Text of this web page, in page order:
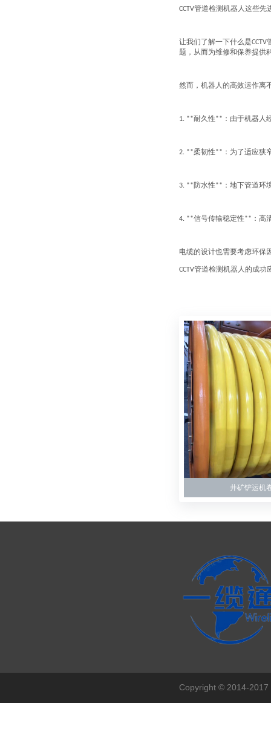
CCTV管道检测机器人这些先
让我们了解一下什么是CCTV
题，从而为维修和保养提供
然而，机器人的高效运作离
1. **耐久性** ：由于机器人
2. **柔韧性** ：为了适应狭
3. ** 防水性** ：地下管道环
4. **信号传输稳定性** ：高
电缆的设计也需要考虑环保
CCTV管道检测机器人的成功
井矿铲运机
Copyright © 2014-